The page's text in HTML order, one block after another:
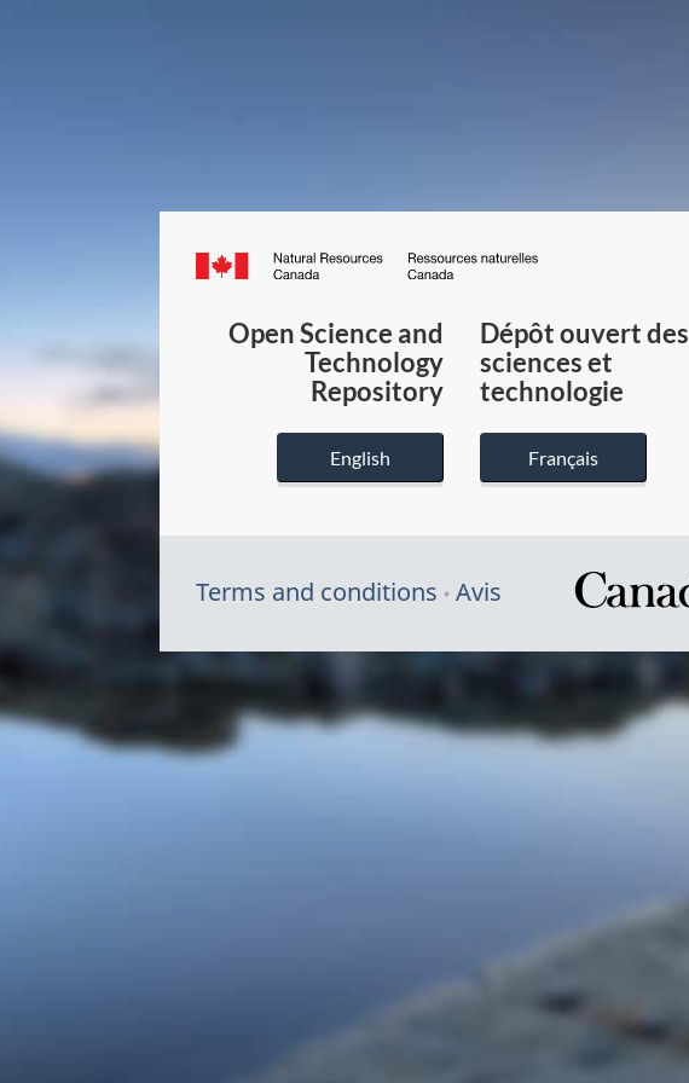
Canada.ca
du
Canada
Open Science and
Technology
Repository
English
Dépôt ouvert des
sciences et
technologie
Français
Terms and conditions Avis